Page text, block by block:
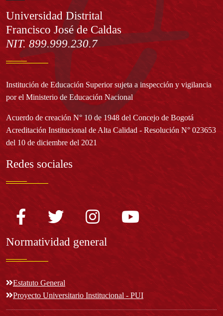
Información
Universidad Distrital
Francisco José de Caldas
NIT. 899.999.230.7
Institución de Educación Superior sujeta a inspección y vigilancia
por el Ministerio de Educación Nacional
Acuerdo de creación N° 10 de 1948 del Concejo de Bogotá
Acreditación Institucional de Alta Calidad - Resolución N° 023653
del 10 de diciembre del 2021
Redes sociales
Normatividad general
Estatuto General
Proyecto Universitario Institucional - PUI